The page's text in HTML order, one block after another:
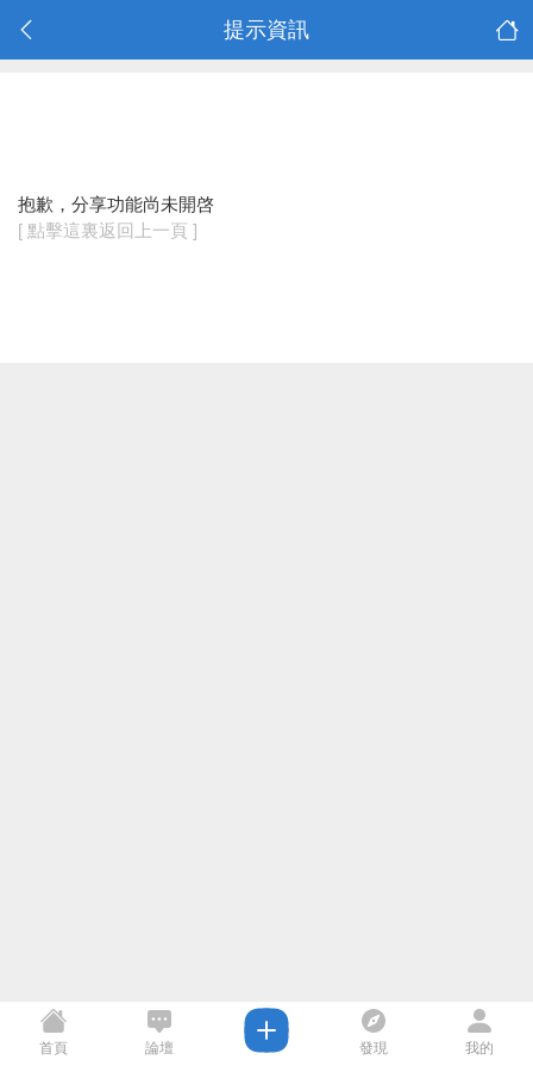
提示資訊
抱歉，分享功能尚未開啓
[ 點擊這裏返回上一頁 ]
首頁 論壇 發現 我的